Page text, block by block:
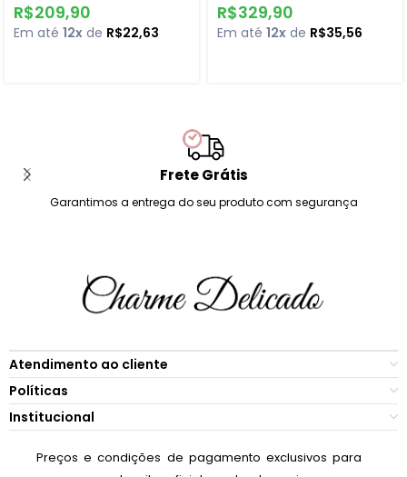
R$209,90
Em até 12x de R$22,63
R$329,90
Em até 12x de R$35,56
Frete Grátis
Garantimos a entrega do seu produto com segurança
Atendimento ao cliente
Políticas
Institucional
Preços e condições de pagamento exclusivos para